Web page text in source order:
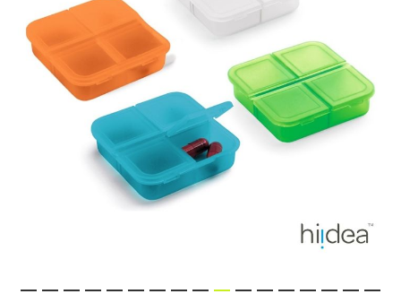
images
gallery